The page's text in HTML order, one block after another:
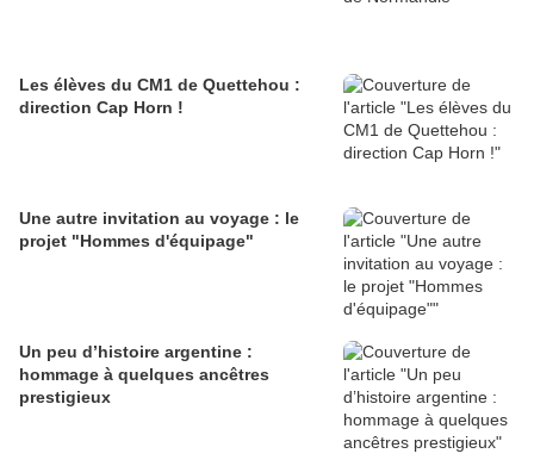
Les élèves du CM1 de Quettehou :
direction Cap Horn !
Une autre invitation au voyage : le
projet "Hommes d'équipage"
Un peu d’histoire argentine :
hommage à quelques ancêtres
prestigieux